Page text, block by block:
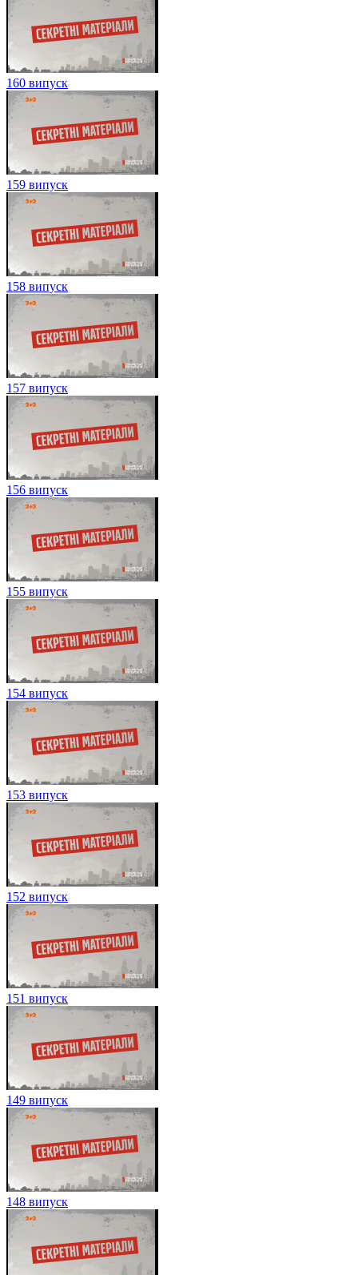
160 випуск
159 випуск
158 випуск
157 випуск
156 випуск
155 випуск
154 випуск
153 випуск
152 випуск
151 випуск
149 випуск
148 випуск